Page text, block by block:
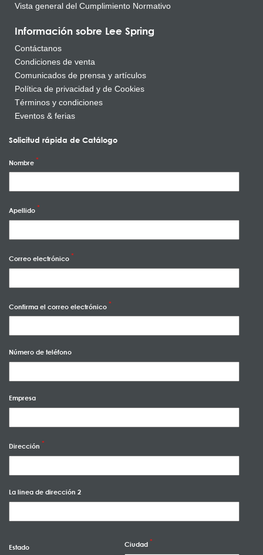
Vista general del Cumplimiento Normativo
Información sobre Lee Spring
Contáctanos
Condiciones de venta
Comunicados de prensa y artículos
Política de privacidad y de Cookies
Términos y condiciones
Eventos & ferias
Solicitud rápida de Catálogo
Nombre
Apellido
Correo electrónico
Confirma el correo electrónico
Número de teléfono
Empresa
Dirección
La linea de dirección 2
Estado Ciudad